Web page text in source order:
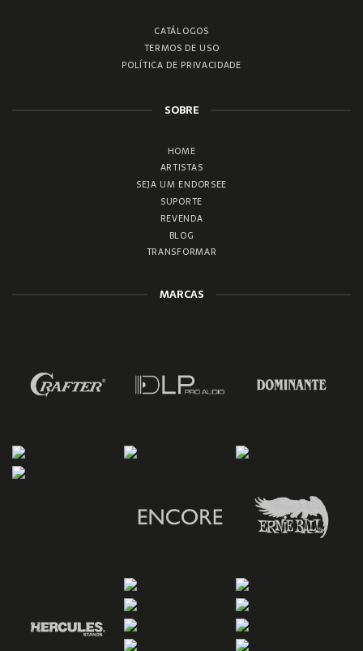
CATÁLOGOS
TERMOS DE USO
POLÍTICA DE PRIVACIDADE
SOBRE
HOME
ARTISTAS
SEJA UM ENDORSEE
SUPORTE
REVENDA
BLOG
TRANSFORMAR
MARCAS